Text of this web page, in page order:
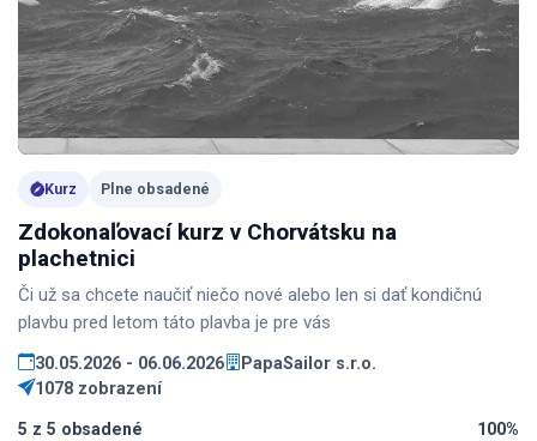
Kurz Plne obsadené
Zdokonaľovací kurz v Chorvátsku na
plachetnici
Či už sa chcete naučiť niečo nové alebo len si dať kondičnú
plavbu pred letom táto plavba je pre vás
30.05.2026 - 06.06.2026
PapaSailor s.r.o.
1078 zobrazení
5 z 5 obsadené 100%